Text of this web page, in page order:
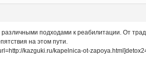
различными подходами к реабилитации. От
на этом пути.
kazguki.ru/kapelnica-ot-